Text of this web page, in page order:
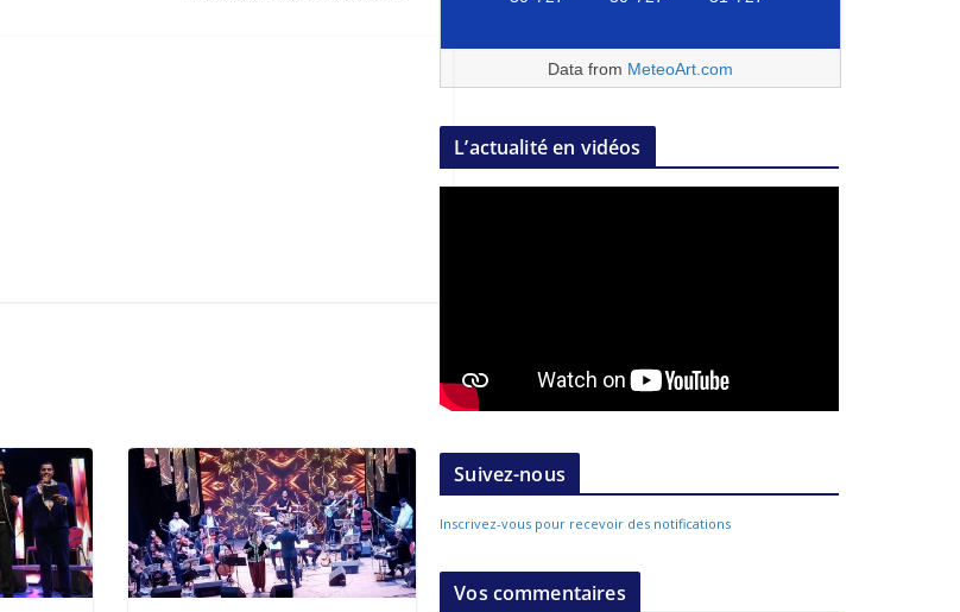
Data from MeteoArt.com
L’actualité en vidéos
Suivez-nous
Inscrivez-vous pour recevoir des notifications
Vos commentaires